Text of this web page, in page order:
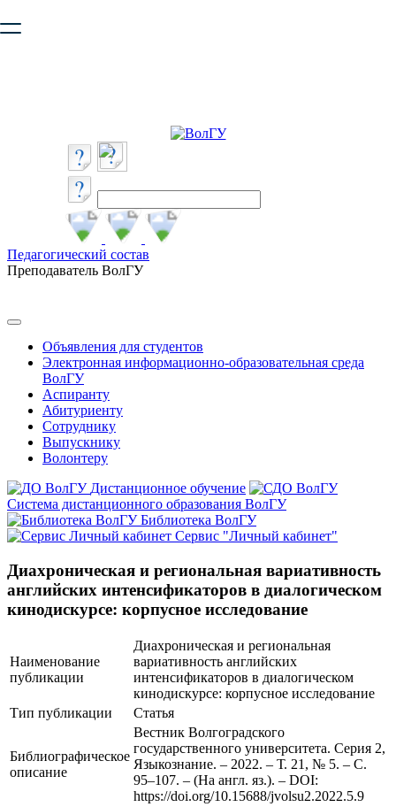
безопасную работу с сайтом. Пожалуйста
Педагогический состав
Преподаватель ВолГУ
Объявления для студентов
Электронная информационно-образовательная среда
ВолГУ
Аспиранту
Абитуриенту
Сотруднику
Выпускнику
Волонтеру
Дистанционное обучение
Система дистанционного образования ВолГУ
Библиотека ВолГУ
Сервис "Личный кабинет"
Диахроническая и региональная вариативность
английских интенсификаторов в диалогическом
кинодискурсе: корпусное исследование
Наименование
публикации
Диахроническая и региональная
вариативность английских
интенсификаторов в диалогическом
кинодискурсе: корпусное исследование
Тип публикации
Статья
Библиографическое
описание
Вестник Волгоградского
государственного университета. Серия 2,
Языкознание. – 2022. – Т. 21, № 5. – С.
95–107. – (На англ. яз.). – DOI:
https://doi.org/10.15688/jvolsu2.2022.5.9